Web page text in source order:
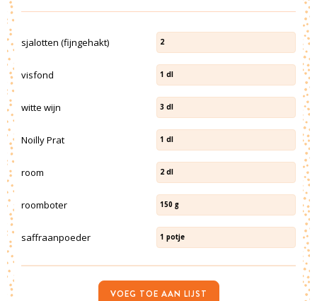
sjalotten (fijngehakt) 2
visfond 1 dl
witte wijn 3 dl
Noilly Prat 1 dl
room 2 dl
roomboter 150 g
saffraanpoeder 1 potje
VOEG TOE AAN LIJST